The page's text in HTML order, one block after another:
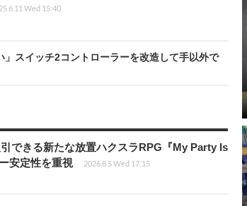
Wed 15:40
」スイッチ2コントローラーを改造して手以外で
できる新たな放置ハクスラRPG『My Party Is
安定性を重視
2026.8.5 Wed 17:15